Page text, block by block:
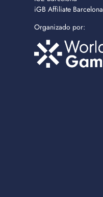
iGB Affiliate Barcelona
Organizado por: